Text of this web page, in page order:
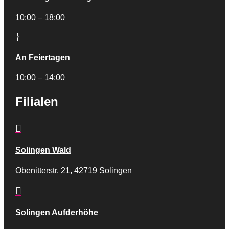
10:00 – 18:00
}
An Feiertagen
10:00 – 14:00
Filialen

Solingen Wald
Obenitterstr. 21, 42719 Solingen

Solingen Aufderhöhe